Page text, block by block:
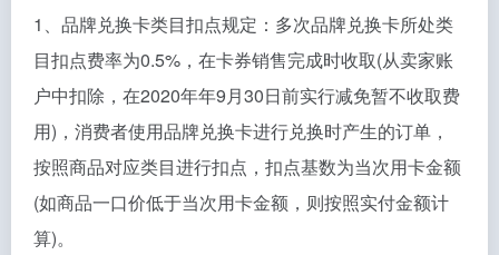
1、品牌兑换卡类目扣点规定：多次品牌兑换卡所处类
目扣点费率为0.5%，在卡券销售完成时收取(从卖家账
户中扣除，在2020年年9月30日前实行减免暂不收取费
用)，消费者使用品牌兑换卡进行兑换时产生的订单，
按照商品对应类目进行扣点，扣点基数为当次用卡金额
(如商品一口价低于当次用卡金额，则按照实付金额计
算)。